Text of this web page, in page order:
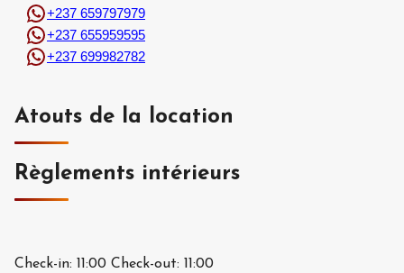
+237 659797979
+237 655959595
+237 699982782
Atouts de la location
Règlements intérieurs
Check-in: 11:00 Check-out: 11:00